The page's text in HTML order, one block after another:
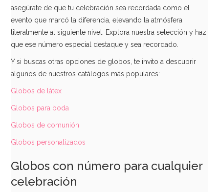
asegúrate de que tu celebración sea recordada como el
evento que marcó la diferencia, elevando la atmósfera
literalmente al siguiente nivel. Explora nuestra selección y haz
que ese número especial destaque y sea recordado.
Y si buscas otras opciones de globos, te invito a descubrir
algunos de nuestros catálogos más populares:
Globos de látex
Globos para boda
Globos de comunión
Globos personalizados
Globos con número para cualquier
celebración